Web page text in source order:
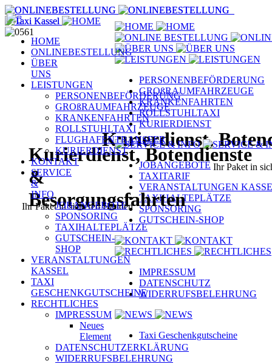
Ihr Paket in
Kurierdienst,
PERSONENBEFÖRDERUNG
GROßRAUMFAHRZEUGE
KRANKENFAHRTEN
ROLLSTUHLTAXI
KURIERDIENST
JOBANGEBOTE
TAXITARIF
VERANSTALTUNGEN
TAXIHALTEPLÄTZE
SPONSORING
GUTSCHEIN-SHOP
IMPRESSUM
DATENSCHUTZ
WIDERRUFSBELEHRUNG
Taxi Geschenkgutscheine
Ihr Paket in sicheren Händen
Kurierdienst, Botendienste
&
Besorgungsfahrten
HOME
ONLINEBESTELLUNG
ÜBER
UNS
LEISTUNGEN
PERSONENBEFÖRDERUNG
GROßRAUMFAHRZEUGE
KRANKENFAHRTEN
ROLLSTUHLTAXI
FLUGHAFENTRANSFER
KURIERDIENST
KONTAKT
SERVICE
&
INFO
JOBANGEBOTE
SPONSORING
TAXIHALTEPLÄTZE
GUTSCHEIN-
SHOP
VERANSTALTUNGEN
KASSEL
TAXI
GESCHENKGUTSCHEINE
RECHTLICHES
IMPRESSUM
Neues
Element
DATENSCHUTZERKLÄRUNG
WIDERRUFSBELEHRUNG